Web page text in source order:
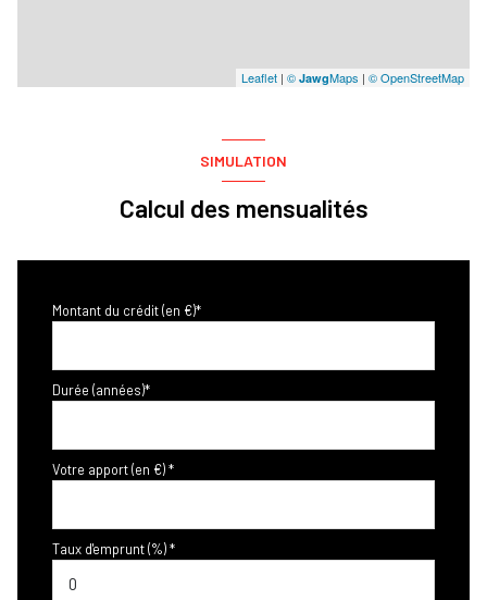
Leaflet | © JawgMaps | © OpenStreetMap
SIMULATION
Calcul des mensualités
Montant du crédit (en €)*
Durée (années)*
Votre apport (en €) *
Taux d'emprunt (%) *